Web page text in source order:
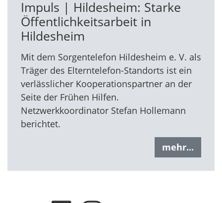
Impuls | Hildesheim: Starke
Öffentlichkeitsarbeit in
Hildesheim
Mit dem Sorgentelefon Hildesheim e. V. als
Träger des Elterntelefon-Standorts ist ein
verlässlicher Kooperationspartner an der
Seite der Frühen Hilfen.
Netzwerkkoordinator Stefan Hollemann
berichtet.
mehr...